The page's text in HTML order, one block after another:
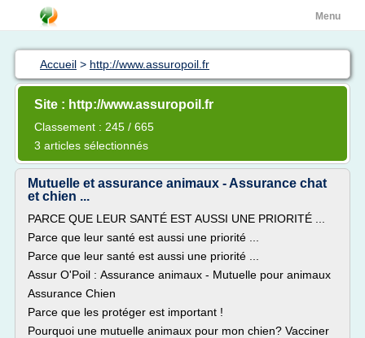
Menu
Accueil > http://www.assuropoil.fr
Site : http://www.assuropoil.fr
Classement : 245 / 665
3 articles sélectionnés
Mutuelle et assurance animaux - Assurance chat
et chien ...
PARCE QUE LEUR SANTÉ EST AUSSI UNE PRIORITÉ ...
Parce que leur santé est aussi une priorité ...
Parce que leur santé est aussi une priorité ...
Assur O'Poil : Assurance animaux - Mutuelle pour animaux
Assurance Chien
Parce que les protéger est important !
Pourquoi une mutuelle animaux pour mon chien? Vacciner